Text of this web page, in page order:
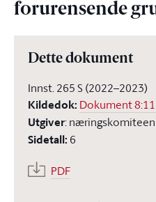
forurensende
Dette dokument
Innst. 265 S (2022–2023)
Kildedok: Dokument
Utgiver:næringskomiteen
Sidetall: 6
PDF